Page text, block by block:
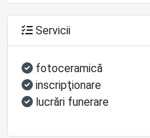
Servicii
fotoceramică
inscripţionare
lucrări funerare